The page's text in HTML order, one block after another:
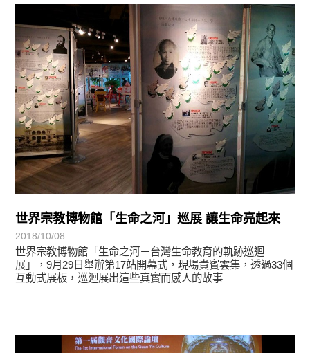
世界宗教博物館「生命之河」巡展 讓生命亮起來
2018/10/08
世界宗教博物館「生命之河－台灣生命教育的軌跡巡迴
展」，9月29日舉辦第17站開幕式，現場貴賓雲集，透過33個
互動式展板，巡迴展出這些真實而感人的故事
教育活動
教育活動